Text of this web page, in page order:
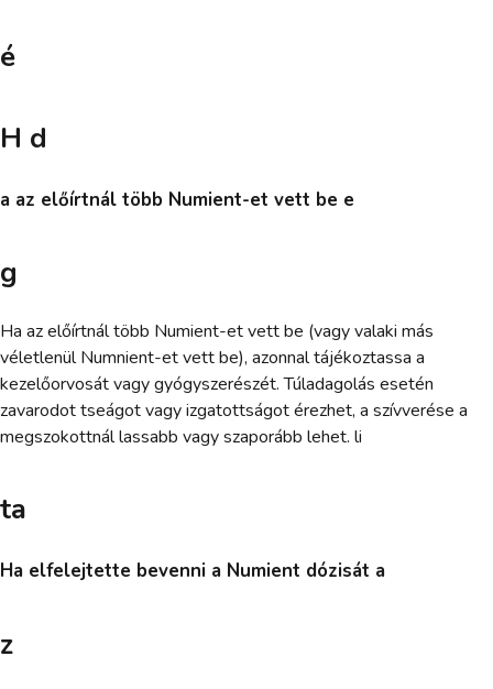
é
H d
a az előírtnál több Numient-et vett be e
g
Ha az előírtnál több Numient-et vett be (vagy valaki más
véletlenül Numnient-et vett be), azonnal tájékoztassa a
kezelőorvosát vagy gyógyszerészét. Túladagolás esetén
zavarodot tseágot vagy izgatottságot érezhet, a szívverése a
megszokottnál lassabb vagy szaporább lehet. li
ta
Ha elfelejtette bevenni a Numient dózisát a
z